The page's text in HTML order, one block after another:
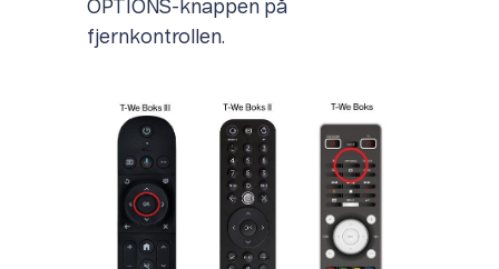
OPTIONS-knappen på
fjernkontrollen.